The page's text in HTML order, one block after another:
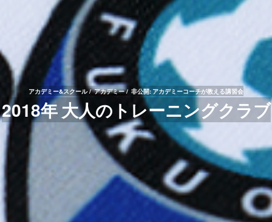
アカデミー&スクール アカデミー 非公開: アカデミーコーチが教える講習会
2018年 大人のトレーニングクラブ